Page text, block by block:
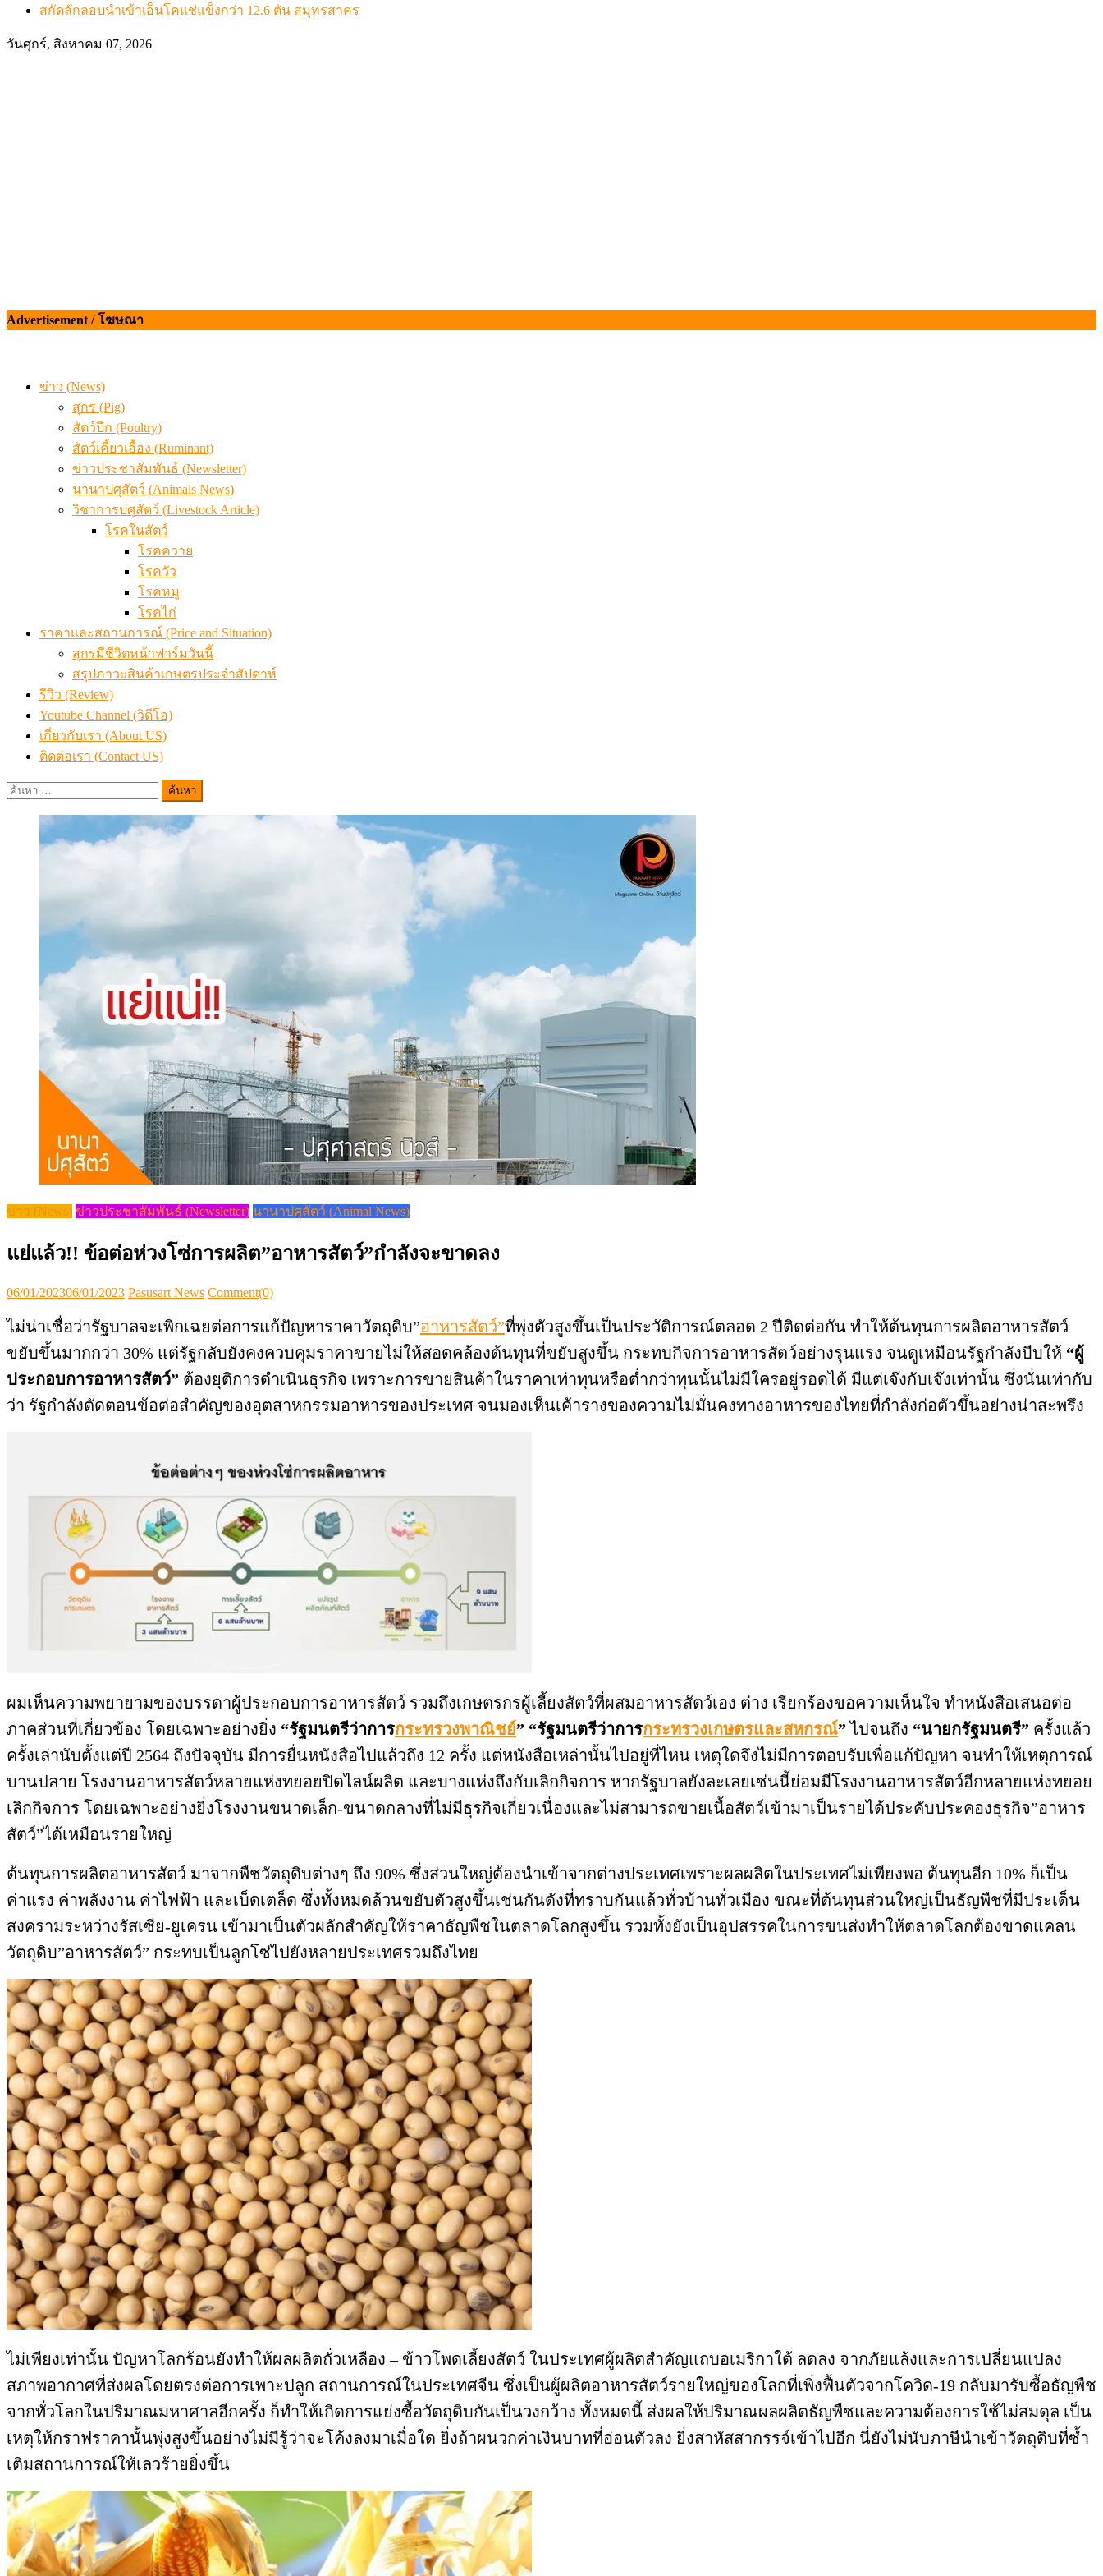
สกัดลักลอบนำเข้าเอ็นโคแช่แข็งกว่า 12.6 ตัน สมุทรสาคร
วันศุกร์, สิงหาคม 07, 2026
Advertisement / โฆษณา
ข่าว (News)
สุกร (Pig)
สัตว์ปีก (Poultry)
สัตว์เคี้ยวเอื้อง (Ruminant)
ข่าวประชาสัมพันธ์ (Newsletter)
นานาปศุสัตว์ (Animals News)
วิชาการปศุสัตว์ (Livestock Article)
โรคในสัตว์
โรคควาย
โรควัว
โรคหมู
โรคไก่
ราคาและสถานการณ์ (Price and Situation)
สุกรมีชีวิตหน้าฟาร์มวันนี้
สรุปภาวะสินค้าเกษตรประจำสัปดาห์
รีวิว (Review)
Youtube Channel (วิดีโอ)
เกี่ยวกับเรา (About US)
ติดต่อเรา (Contact US)
ค้นหา
ข่าว (News) ข่าวประชาสัมพันธ์ (Newsletter) นานาปศุสัตว์ (Animal News)
แย่แล้ว!! ข้อต่อห่วงโซ่การผลิต”อาหารสัตว์”กำลังจะขาดลง
Posted
06/01/202306/01/2023 Author
Pasusart News Comment(0)
ไม่น่าเชื่อว่ารัฐบาลจะเพิกเฉยต่อการแก้ปัญหาราคาวัตถุดิบ”อาหารสัตว์”ที่พุ่งตัวสูงขึ้นเป็นประวัติการณ์ตลอด 2 ปีติดต่อกัน ทำให้ต้นทุนการผลิตอาหารสัตว์
ขยับขึ้นมากกว่า 30% แต่รัฐกลับยังคงควบคุมราคาขายไม่ให้สอดคล้องต้นทุนที่ขยับสูงขึ้น กระทบกิจการอาหารสัตว์อย่างรุนแรง จนดูเหมือนรัฐกำลังบีบให้ “ผู้
ประกอบการอาหารสัตว์” ต้องยุติการดำเนินธุรกิจ เพราะการขายสินค้าในราคาเท่าทุนหรือต่ำกว่าทุนนั้นไม่มีใครอยู่รอดได้ มีแต่เจ๊งกับเจ๊งเท่านั้น ซึ่งนั่นเท่ากับ
ว่า รัฐกำลังตัดตอนข้อต่อสำคัญของอุตสาหกรรมอาหารของประเทศ จนมองเห็นเค้ารางของความไม่มั่นคงทางอาหารของไทยที่กำลังก่อตัวขึ้นอย่างน่าสะพรึง
ผมเห็นความพยายามของบรรดาผู้ประกอบการอาหารสัตว์ รวมถึงเกษตรกรผู้เลี้ยงสัตว์ที่ผสมอาหารสัตว์เอง ต่าง เรียกร้องขอความเห็นใจ ทำหนังสือเสนอต่อ
ภาคส่วนที่เกี่ยวข้อง โดยเฉพาะอย่างยิ่ง “รัฐมนตรีว่าการกระทรวงพาณิชย์” “รัฐมนตรีว่าการกระทรวงเกษตรและสหกรณ์”ไปจนถึง “นายกรัฐมนตรี” ครั้งแล้ว
ครั้งเล่านับตั้งแต่ปี 2564 ถึงปัจจุบัน มีการยื่นหนังสือไปแล้วถึง 12 ครั้ง แต่หนังสือเหล่านั้นไปอยู่ที่ไหน เหตุใดจึงไม่มีการตอบรับเพื่อแก้ปัญหา จนทำให้เหตุการณ์
บานปลาย โรงงานอาหารสัตว์หลายแห่งทยอยปิดไลน์ผลิต และบางแห่งถึงกับเลิกกิจการ หากรัฐบาลยังละเลยเช่นนี้ย่อมมีโรงงานอาหารสัตว์อีกหลายแห่งทยอย
เลิกกิจการ โดยเฉพาะอย่างยิ่งโรงงานขนาดเล็ก-ขนาดกลางที่ไม่มีธุรกิจเกี่ยวเนื่องและไม่สามารถขายเนื้อสัตว์เข้ามาเป็นรายได้ประคับประคองธุรกิจ”อาหาร
สัตว์”ได้เหมือนรายใหญ่
ต้นทุนการผลิตอาหารสัตว์ มาจากพืชวัตถุดิบต่างๆ ถึง 90% ซึ่งส่วนใหญ่ต้องนำเข้าจากต่างประเทศเพราะผลผลิตในประเทศไม่เพียงพอ ต้นทุนอีก 10% ก็เป็น
ค่าแรง ค่าพลังงาน ค่าไฟฟ้า และเบ็ดเตล็ด ซึ่งทั้งหมดล้วนขยับตัวสูงขึ้นเช่นกันดังที่ทราบกันแล้วทั่วบ้านทั่วเมือง ขณะที่ต้นทุนส่วนใหญ่เป็นธัญพืชที่มีประเด็น
สงครามระหว่างรัสเซีย-ยูเครน เข้ามาเป็นตัวผลักสำคัญให้ราคาธัญพืชในตลาดโลกสูงขึ้น รวมทั้งยังเป็นอุปสรรคในการขนส่งทำให้ตลาดโลกต้องขาดแคลน
วัตถุดิบ”อาหารสัตว์” กระทบเป็นลูกโซ่ไปยังหลายประเทศรวมถึงไทย
ไม่เพียงเท่านั้น ปัญหาโลกร้อนยังทำให้ผลผลิตถั่วเหลือง – ข้าวโพดเลี้ยงสัตว์ ในประเทศผู้ผลิตสำคัญแถบอเมริกาใต้ ลดลง จากภัยแล้งและการเปลี่ยนแปลง
สภาพอากาศที่ส่งผลโดยตรงต่อการเพาะปลูก สถานการณ์ในประเทศจีน ซึ่งเป็นผู้ผลิตอาหารสัตว์รายใหญ่ของโลกที่เพิ่งฟื้นตัวจากโควิด-19 กลับมารับซื้อธัญพืช
จากทั่วโลกในปริมาณมหาศาลอีกครั้ง ก็ทำให้เกิดการแย่งซื้อวัตถุดิบกันเป็นวงกว้าง ทั้งหมดนี้ ส่งผลให้ปริมาณผลผลิตธัญพืชและความต้องการใช้ไม่สมดุล เป็น
เหตุให้กราฟราคานั้นพุ่งสูงขึ้นอย่างไม่มีรู้ว่าจะโค้งลงมาเมื่อใด ยิ่งถ้าผนวกค่าเงินบาทที่อ่อนตัวลง ยิ่งสาหัสสากรรจ์เข้าไปอีก นี่ยังไม่นับภาษีนำเข้าวัตถุดิบที่ซ้ำ
เติมสถานการณ์ให้เลวร้ายยิ่งขึ้น